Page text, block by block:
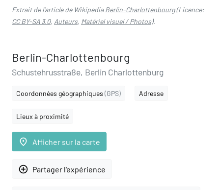
Extrait de l'article de WikipediaBerlin-Charlottenbourg(Licence:
CC BY-SA 3.0, Auteurs, Matériel visuel / Photos).
Berlin-Charlottenbourg
Schustehrusstraße, Berlin Charlottenburg
Coordonnées géographiques (GPS) Adresse
Lieux à proximité
place Afficher sur la carte
add_circle_outline Partager l'expérience